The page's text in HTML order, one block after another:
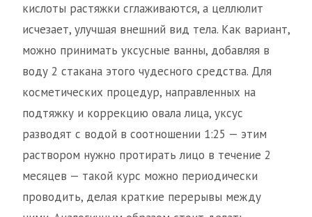
кислоты растяжки сглаживаются, а целлюлит
исчезает, улучшая внешний вид тела. Как вариант,
можно принимать уксусные ванны, добавляя в
воду 2 стакана этого чудесного средства. Для
косметических процедур, направленных на
подтяжку и коррекцию овала лица, уксус
разводят с водой в соотношении 1:25 — этим
раствором нужно протирать лицо в течение 2
месяцев — такой курс можно периодически
проводить, делая краткие перерывы между